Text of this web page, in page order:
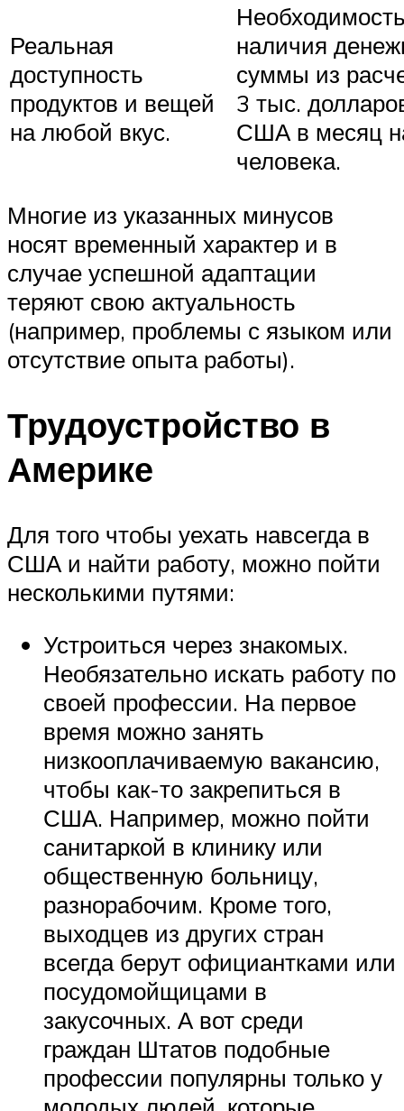
Реальная
доступность
продуктов и вещей
на любой вкус.
наличия
суммы из
3 тыс.
США в месяц
человека.
Многие из указанных минусов
носят временный характер и в
случае успешной адаптации
теряют свою актуальность
(например, проблемы с языком или
отсутствие опыта работы).
Трудоустройство в
Америке
Для того чтобы уехать навсегда в
США и найти работу, можно пойти
несколькими путями:
Устроиться через знакомых.
Необязательно искать работу по
своей профессии. На первое
время можно занять
низкооплачиваемую вакансию,
чтобы как-то закрепиться в
США. Например, можно пойти
санитаркой в клинику или
общественную больницу,
разнорабочим. Кроме того,
выходцев из других стран
всегда берут официантками или
посудомойщицами в
закусочных. А вот среди
граждан Штатов подобные
профессии популярны только у